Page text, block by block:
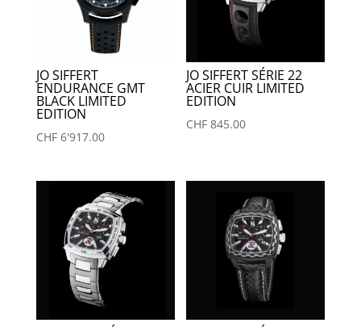
JO SIFFERT
ENDURANCE GMT
BLACK LIMITED
EDITION
CHF6'917.00
JO SIFFERT SÉRIE 22
ACIER CUIR LIMITED
EDITION
CHF 845.00